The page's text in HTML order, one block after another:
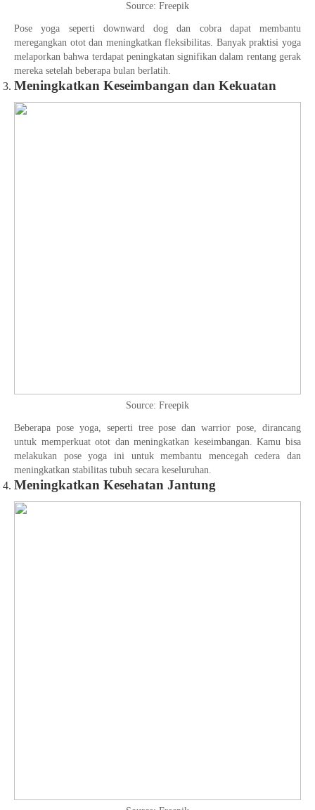
Source: Freepik
Pose yoga seperti downward dog dan cobra dapat membantu
meregangkan otot dan meningkatkan fleksibilitas. Banyak praktisi yoga
melaporkan bahwa terdapat peningkatan signifikan dalam rentang gerak
mereka setelah beberapa bulan berlatih.
Meningkatkan Keseimbangan dan Kekuatan
Source: Freepik
Beberapa pose yoga, seperti tree pose dan warrior pose, dirancang
untuk memperkuat otot dan meningkatkan keseimbangan. Kamu bisa
melakukan pose yoga ini untuk membantu mencegah cedera dan
meningkatkan stabilitas tubuh secara keseluruhan.
Meningkatkan Kesehatan Jantung